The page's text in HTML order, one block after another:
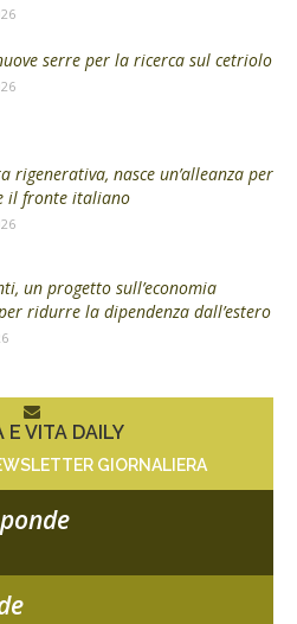
serre per la ricerca sul cetriolo
rigenerativa, nasce un’alleanza per
il fronte italiano
un progetto sull’economia
ridurre la dipendenza dall’estero
E VITA DAILY
GIORNALIERA